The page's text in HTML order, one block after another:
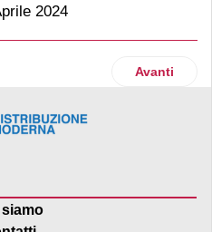
2024
by BolognaFiere: in cantiere
Articolo
Avanti